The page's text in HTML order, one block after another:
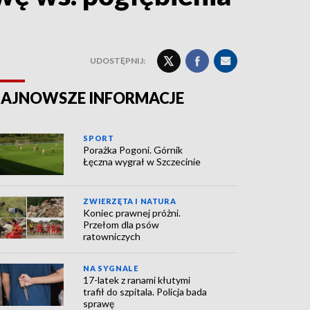
UDOSTĘPNIJ:
INFORMACJE
SPORT
Porażka Pogoni. Górnik
Łęczna wygrał w Szczecinie
ZWIERZĘTA I NATURA
Koniec prawnej próżni.
Przełom dla psów
ratowniczych
NA SYGNALE
17-latek z ranami kłutymi
trafił do szpitala. Policja bada
sprawę